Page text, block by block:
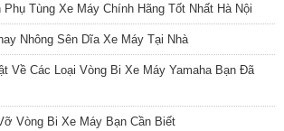
Tùng Xe Máy Chính Hãng Tốt Nhất Hà Nội
Nhông Sên Dĩa Xe Máy Tại Nhà
Về Các Loại Vòng Bi Xe Máy Yamaha Bạn Đã
Vòng Bi Xe Máy Bạn Cần Biết